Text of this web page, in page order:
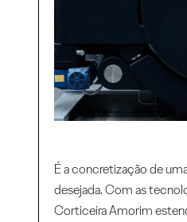
É a concretização de
desejada. Com as
Corticeira Amorim